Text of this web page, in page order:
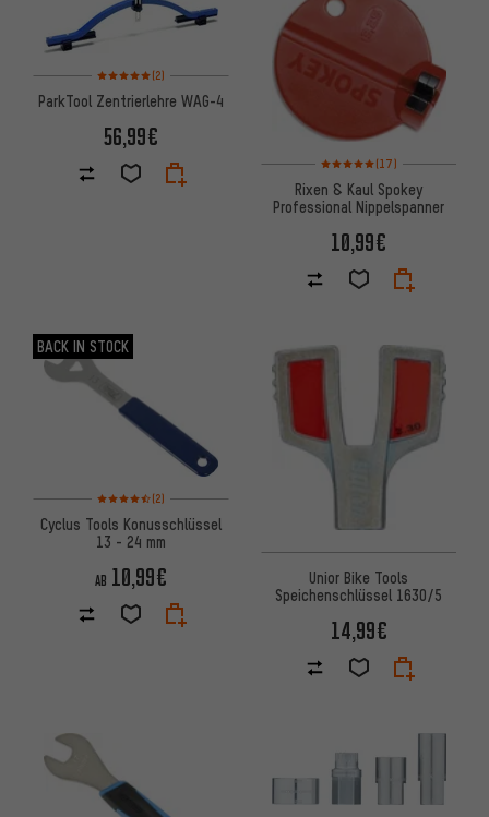
Bewertungen: 5 von 5 basierend auf 2 Bewertungen
(2)
ParkTool Zentrierlehre WAG-4
56,99€
Bewertungen: 5 von 5
(17)
Rixen & Kaul Spokey
Professional Nippelspanner
10,99€
BACK IN STOCK
Bewertungen: 4,5 von 5 basierend auf 2 Bewertungen
(2)
Cyclus Tools Konusschlüssel
13 - 24 mm
AB 10,99€
Unior Bike Tools
Speichenschlüssel 1630/5
14,99€